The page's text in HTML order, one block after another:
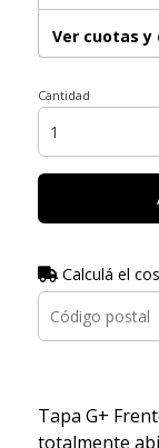
Ver cuotas y
Cantidad
Calculá el
Tapa G+
totalmente